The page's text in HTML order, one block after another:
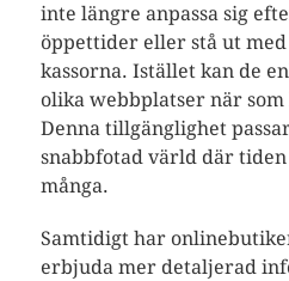
inte längre anpassa sig
öppettider eller stå ut
kassorna. Istället kan de
olika webbplatser när som
Denna tillgänglighet
snabbfotad värld där
många.
Samtidigt har
erbjuda mer detaljerad